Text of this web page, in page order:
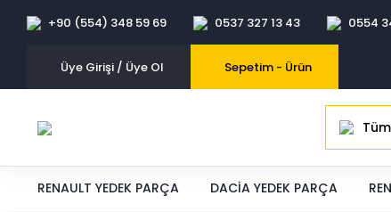
+90 (554) 348 59 69 0537 327 13 43 0554
Üye Girişi / Üye Ol Sepetim - Ürün
RENAULT YEDEK PARÇA DACIA YEDEK PARÇA